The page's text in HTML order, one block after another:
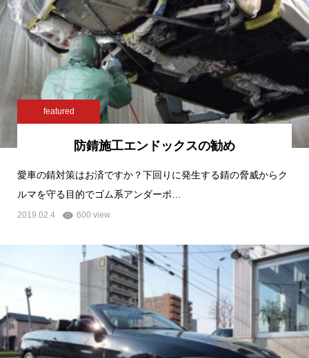
featured
防錆施工エンドックスの勧め
愛車の錆対策はお済ですか？下回りに発生する錆の脅威からク
ルマを守る目的でゴム系アンダーボ…
2019.02.4 600 view